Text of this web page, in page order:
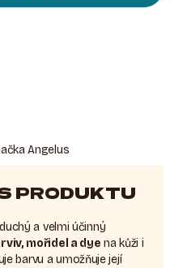
Angelus
PRODUKTU
a velmi účinný
mořidel a dye na kůži i
barvu a umožňuje její